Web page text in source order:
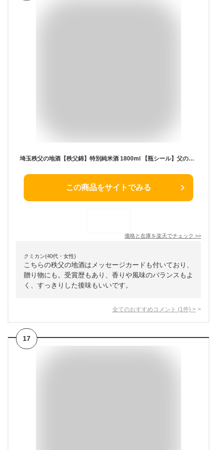
埼玉秩父の地酒【秩父錦】特別純米酒 1800ml 【瓶シール】父の日 母の日 お酒 日本酒 メッセージカード 熨斗 贈り物 お中元 誕生日 御祝 内祝 御礼 プレゼント 敬老の日お酒 ギフト 贈り物 熨斗 お土産【秩父物産】金賞受賞 酒蔵 歳暮【矢尾ギフト】
この商品をサイトでみる
価格と在庫を楽天でチェック >>
クミカン(40代・女性)
こちらの秩父の地酒はメッセージカードも付いており、
贈り物にも。受賞歴もあり、香りや風味のバランスもよ
く、すっきりした後味もいいです。
全てのおすすめコメント (1 件) >
17